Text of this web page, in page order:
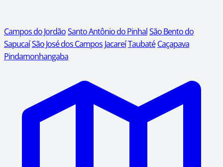
Campos do JordãoSanto Antônio do PinhalSão Bento do
SapucaíSão José dos Campos JacareíTaubaté Caçapava
Pindamonhangaba